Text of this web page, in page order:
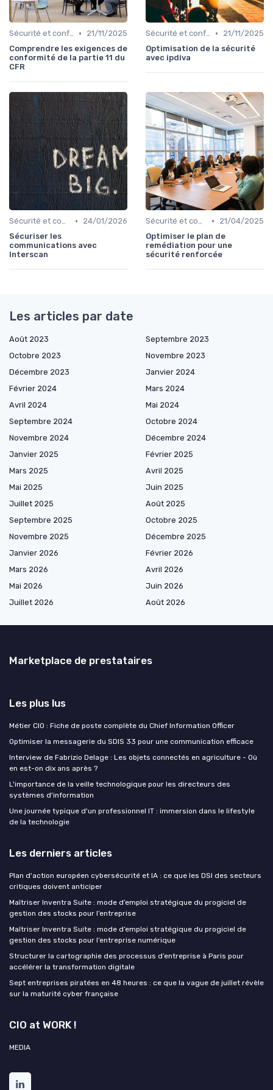
Sécurité et conformité •
21/11/2025
Comprendre les exigences de
conformité de la partie 11 du
CFR
Sécurité et conformité •
21/11/2025
Optimisation de la sécurité
avec ipdiva
Sécurité et conformité •
24/01/2026
Sécuriser les
communications avec
Interscan
Sécurité et conformité •
21/04/2025
Optimiser le plan de
remédiation pour une
sécurité renforcée
Les articles par date
Août 2023
Septembre 2023
Octobre 2023
Novembre 2023
Décembre 2023
Janvier 2024
Février 2024
Mars 2024
Avril 2024
Mai 2024
Septembre 2024
Octobre 2024
Novembre 2024
Décembre 2024
Janvier 2025
Février 2025
Mars 2025
Avril 2025
Mai 2025
Juin 2025
Juillet 2025
Août 2025
Septembre 2025
Octobre 2025
Novembre 2025
Décembre 2025
Janvier 2026
Février 2026
Mars 2026
Avril 2026
Mai 2026
Juin 2026
Juillet 2026
Août 2026
Marketplace de prestataires
Les plus lus
Métier CIO : Fiche de poste complète du Chief Information Officer
Optimiser la messagerie du SDIS 33 pour une communication efficace
Interview de Fabrizio Delage : Les objets connectés en agriculture - Où
en est-on dix ans après ?
L'importance de la veille technologique pour les directeurs des
systèmes d'information
Une journée typique d'un professionnel IT : immersion dans le lifestyle
de la technologie
Les derniers articles
Plan d'action européen cybersécurité et IA : ce que les DSI des secteurs
critiques doivent anticiper
Maîtriser Inventra Suite : mode d’emploi stratégique du progiciel de
gestion des stocks pour l’entreprise
Maîtriser Inventra Suite : mode d’emploi stratégique du progiciel de
gestion des stocks pour l’entreprise numérique
Structurer la cartographie des processus d’entreprise à Paris pour
accélérer la transformation digitale
Sept entreprises piratées en 48 heures : ce que la vague de juillet révèle
sur la maturité cyber française
CIO at WORK !
MEDIA